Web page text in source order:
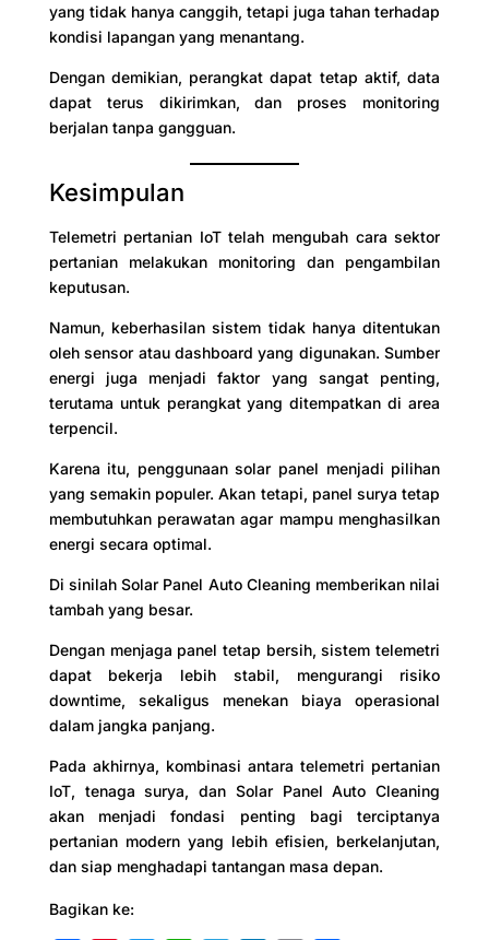
yang tidak hanya canggih, tetapi juga tahan terhadap
kondisi lapangan yang menantang.
Dengan demikian, perangkat dapat tetap aktif, data
dapat terus dikirimkan, dan proses monitoring
berjalan tanpa gangguan.
Kesimpulan
Telemetri pertanian IoT telah mengubah cara sektor
pertanian melakukan monitoring dan pengambilan
keputusan.
Namun, keberhasilan sistem tidak hanya ditentukan
oleh sensor atau dashboard yang digunakan. Sumber
energi juga menjadi faktor yang sangat penting,
terutama untuk perangkat yang ditempatkan di area
terpencil.
Karena itu, penggunaan solar panel menjadi pilihan
yang semakin populer. Akan tetapi, panel surya tetap
membutuhkan perawatan agar mampu menghasilkan
energi secara optimal.
Di sinilah Solar Panel Auto Cleaning memberikan nilai
tambah yang besar.
Dengan menjaga panel tetap bersih, sistem telemetri
dapat bekerja lebih stabil, mengurangi risiko
downtime, sekaligus menekan biaya operasional
dalam jangka panjang.
Pada akhirnya, kombinasi antara telemetri pertanian
IoT, tenaga surya, dan Solar Panel Auto Cleaning
akan menjadi fondasi penting bagi terciptanya
pertanian modern yang lebih efisien, berkelanjutan,
dan siap menghadapi tantangan masa depan.
Bagikan ke: